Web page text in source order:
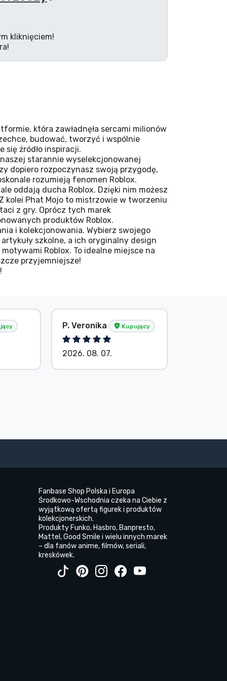
kliknięciem!
która zawładnęła sercami milionów
budować, tworzyć i wspólnie
się źródło inspiracji.
starannie wyselekcjonowanej
dopiero rozpoczynasz swoją przygodę,
rozumieją fenomen Roblox.
oddają ducha Roblox. Dzięki nim możesz
kolei Phat Mojo to mistrzowie w tworzeniu
z gry. Oprócz tych marek
produktów Roblox.
i kolekcjonowania. Wybierz swojego
szkolne, a ich oryginalny design
motywami Roblox. To idealne miejsce na
przyjemniejsze!
P. Veronika Kupujący
2026. 08. 07.
Fanbase Shop Polska i Europa
Środkowo-Wschodnia czeka na Ciebie z
wyjątkową ofertą figurek i produktów
kolekcjonerskich.
Produkty Funko, Hasbro, Banpresto,
Mattel, Good Smile i wielu innych marek
– dla fanów anime, filmów, seriali,
kreskówek.